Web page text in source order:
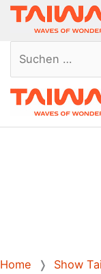
Suchen …
Home ❭ Show